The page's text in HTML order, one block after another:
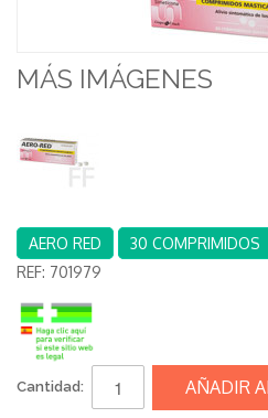
MÁS IMÁGENES
AERO RED
30 COMPRIMIDOS
REF: 701979
Cantidad: AÑADIR